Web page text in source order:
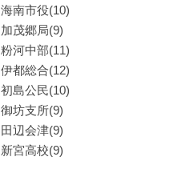
海南市役(10)
加茂郷局(9)
粉河中部(11)
伊都総合(12)
初島公民(10)
御坊支所(9)
田辺会津(9)
新宮高校(9)